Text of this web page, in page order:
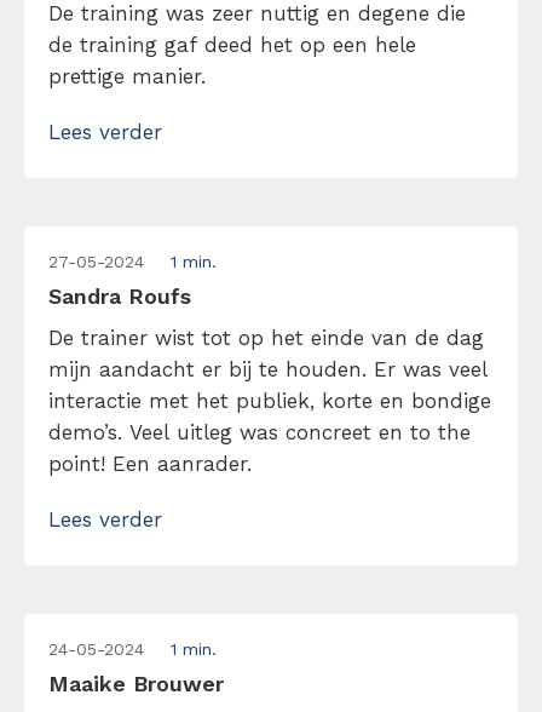
De training was zeer nuttig en degene die
de training gaf deed het op een hele
prettige manier.
Lees verder
27-05-2024 1 min.
Sandra Roufs
De trainer wist tot op het einde van de dag
mijn aandacht er bij te houden. Er was veel
interactie met het publiek, korte en bondige
demo’s. Veel uitleg was concreet en to the
point! Een aanrader.
Lees verder
24-05-2024 1 min.
Maaike Brouwer